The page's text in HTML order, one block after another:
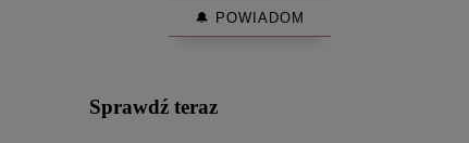
🔔 POWIADOM
Sprawdź teraz